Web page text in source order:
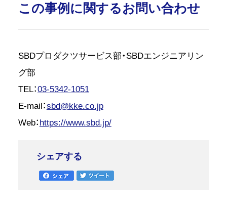
この事例に関するお問い合わせ
SBDプロダクツサービス部・SBDエンジニアリン
グ部
TEL：03-5342-1051
E-mail：sbd@kke.co.jp
Web： https://www.sbd.jp/
シェアする